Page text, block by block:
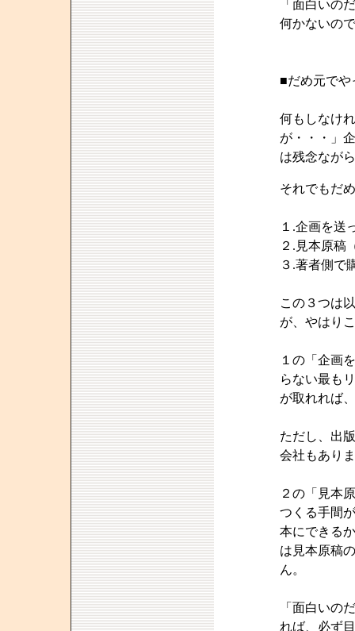
「面白いの
何かないの
■だめ元でや
何もしなけ
が・・・」
は残念なが
それでもだ
１.企画を送
２.見本原稿
３.著者側で
この３つは
が、やはり
１の「企画
らない最も
が取れれば
ただし、出
会社もあり
２の「見本
つくる手間
本にできる
は見本原稿
ん。
「面白いの
れば、必ず